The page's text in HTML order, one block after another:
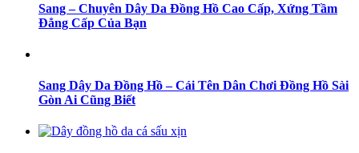
Sang – Chuyên Dây Da Đồng Hồ Cao Cấp, Xứng Tầm
Đẳng Cấp Của Bạn
Sang Dây Da Đồng Hồ – Cái Tên Dân Chơi Đồng Hồ Sài
Gòn Ai Cũng Biết